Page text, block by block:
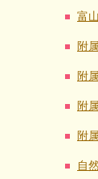
富
附
附
附
附
自